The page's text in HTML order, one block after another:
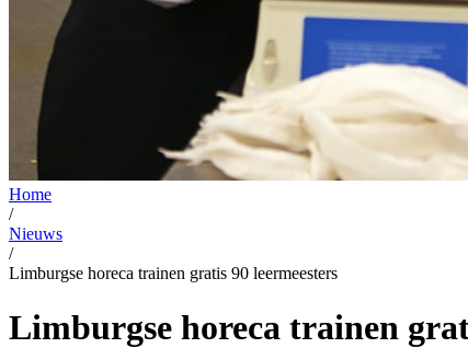
Home
/
Nieuws
/
Limburgse horeca trainen gratis 90 leermeesters
Limburgse horeca trainen